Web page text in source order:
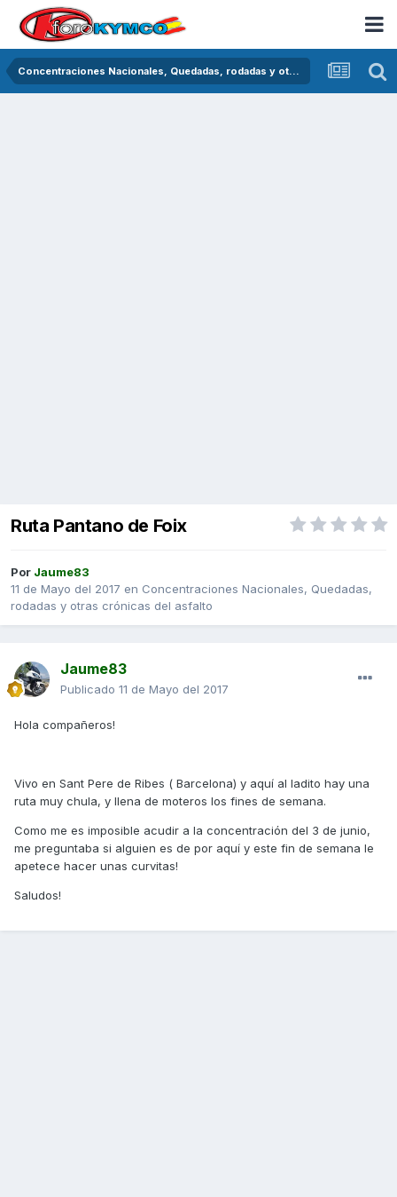
Concentraciones Nacionales, Quedadas, rodadas y otras crónicas del asfalto
Ruta Pantano de Foix
Por Jaume83
11 de Mayo del 2017 en Concentraciones Nacionales, Quedadas,
rodadas y otras crónicas del asfalto
Jaume83
Publicado 11 de Mayo del 2017
Hola compañeros!
Vivo en Sant Pere de Ribes ( Barcelona) y aquí al ladito hay una
ruta muy chula, y llena de moteros los fines de semana.
Como me es imposible acudir a la concentración del 3 de junio,
me preguntaba si alguien es de por aquí y este fin de semana le
apetece hacer unas curvitas!
Saludos!